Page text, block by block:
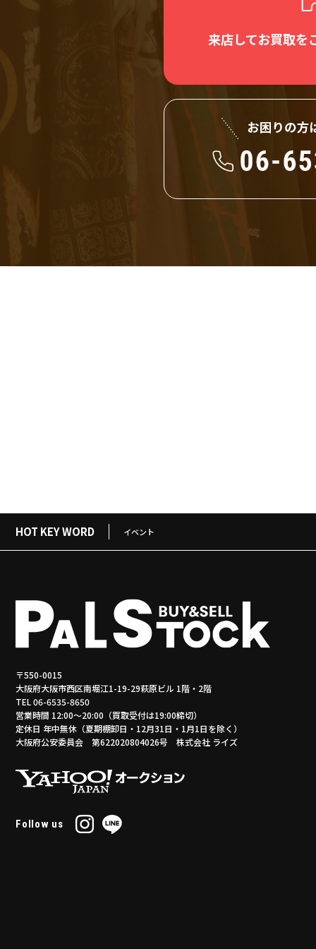
来店してお買取を
HOT KEY WORD イベント
〒550-0015
大阪府大阪市西区南堀江1-19-29萩原ビル 1階・2階
TEL 06-6535-8650
営業時間 12:00～20:00（買取受付は19:00締切）
定休日 年中無休（夏期棚卸日・12月31日・1月1日を除く）
大阪府公安委員会 第622020804026号 株式会社 ライズ
Follow us